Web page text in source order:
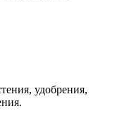
удобрения,